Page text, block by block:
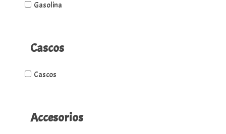
Gasolina
Cascos
Cascos
Accesorios